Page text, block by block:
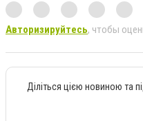
Авторизируйтесь, чтобы
Діліться цією новиною та